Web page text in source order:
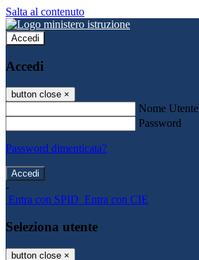
Salta al contenuto
Accedi
Accedi
button close ×
Nome Utente
Password
Password dimenticata?
-
Entra con SPID Entra con CIE
Seleziona utente
button close ×